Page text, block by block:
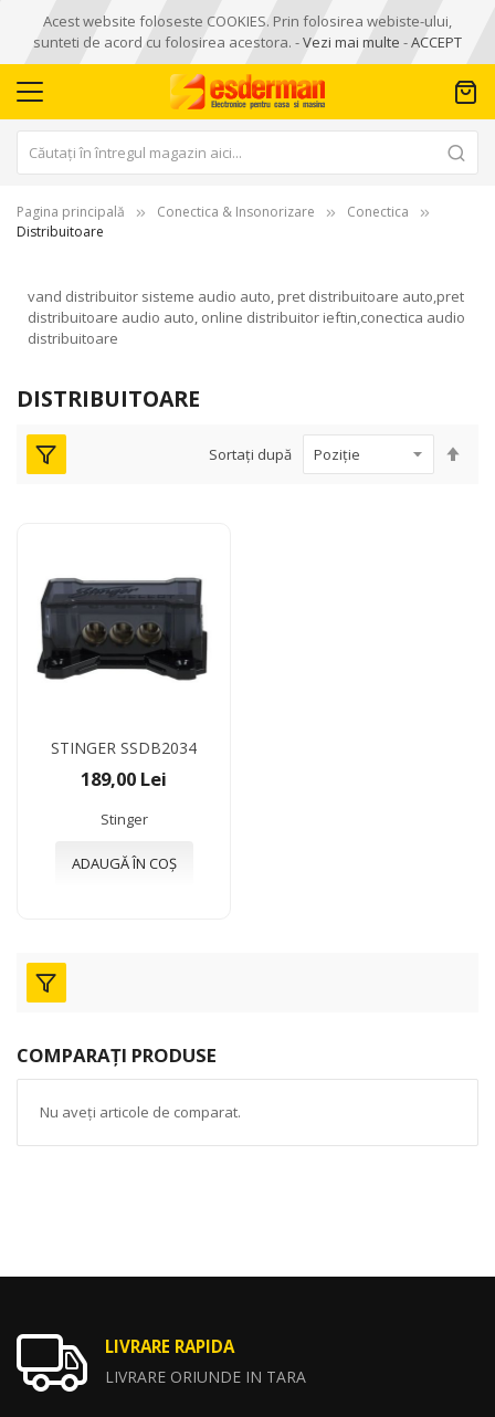
Acest website foloseste COOKIES. Prin folosirea webiste-ului,
sunteti de acord cu folosirea acestora. -Vezi mai multe -ACCEPT
Pagina principală Conectica & Insonorizare
Conectica
Distribuitoare
vand distribuitor sisteme audio auto, pret distribuitoare auto,pret
distribuitoare audio auto, online distribuitor ieftin,conectica audio
distribuitoare
DISTRIBUITOARE
Sortați după
STINGER SSDB2034
189,00 Lei
Stinger
ADAUGĂ ÎN COȘ
COMPARAȚI PRODUSE
Nu aveți articole de comparat.
LIVRARE RAPIDA
LIVRARE ORIUNDE IN TARA